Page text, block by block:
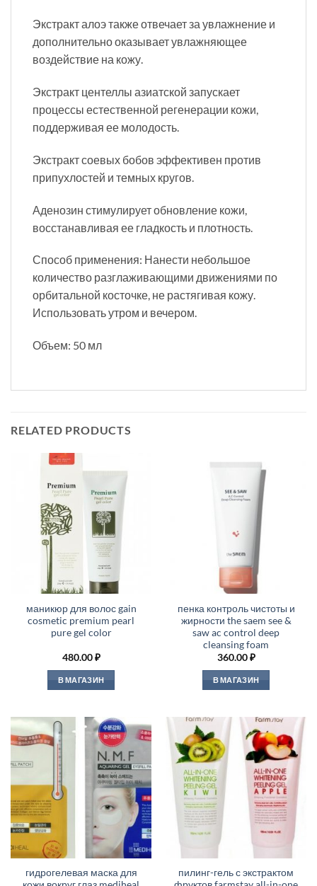
Экстракт алоэ также отвечает за увлажнение и
дополнительно оказывает увлажняющее
воздействие на кожу.
Экстракт центеллы азиатской запускает
процессы естественной регенерации кожи,
поддерживая ее молодость.
Экстракт соевых бобов эффективен против
припухлостей и темных кругов.
Аденозин стимулирует обновление кожи,
восстанавливая ее гладкость и плотность.
Способ применения: Нанести небольшое
количество разглаживающими движениями по
орбитальной косточке, не растягивая кожу.
Использовать утром и вечером.
Объем: 50 мл
RELATED PRODUCTS
маникюр для волос gain
cosmetic premium pearl
pure gel color
480.00₽
В МАГАЗИН
пенка контроль чистоты и
жирности the saem see &
saw ac control deep
cleansing foam
360.00₽
В МАГАЗИН
гидрогелевая маска для
пилинг-гель с экстрактом